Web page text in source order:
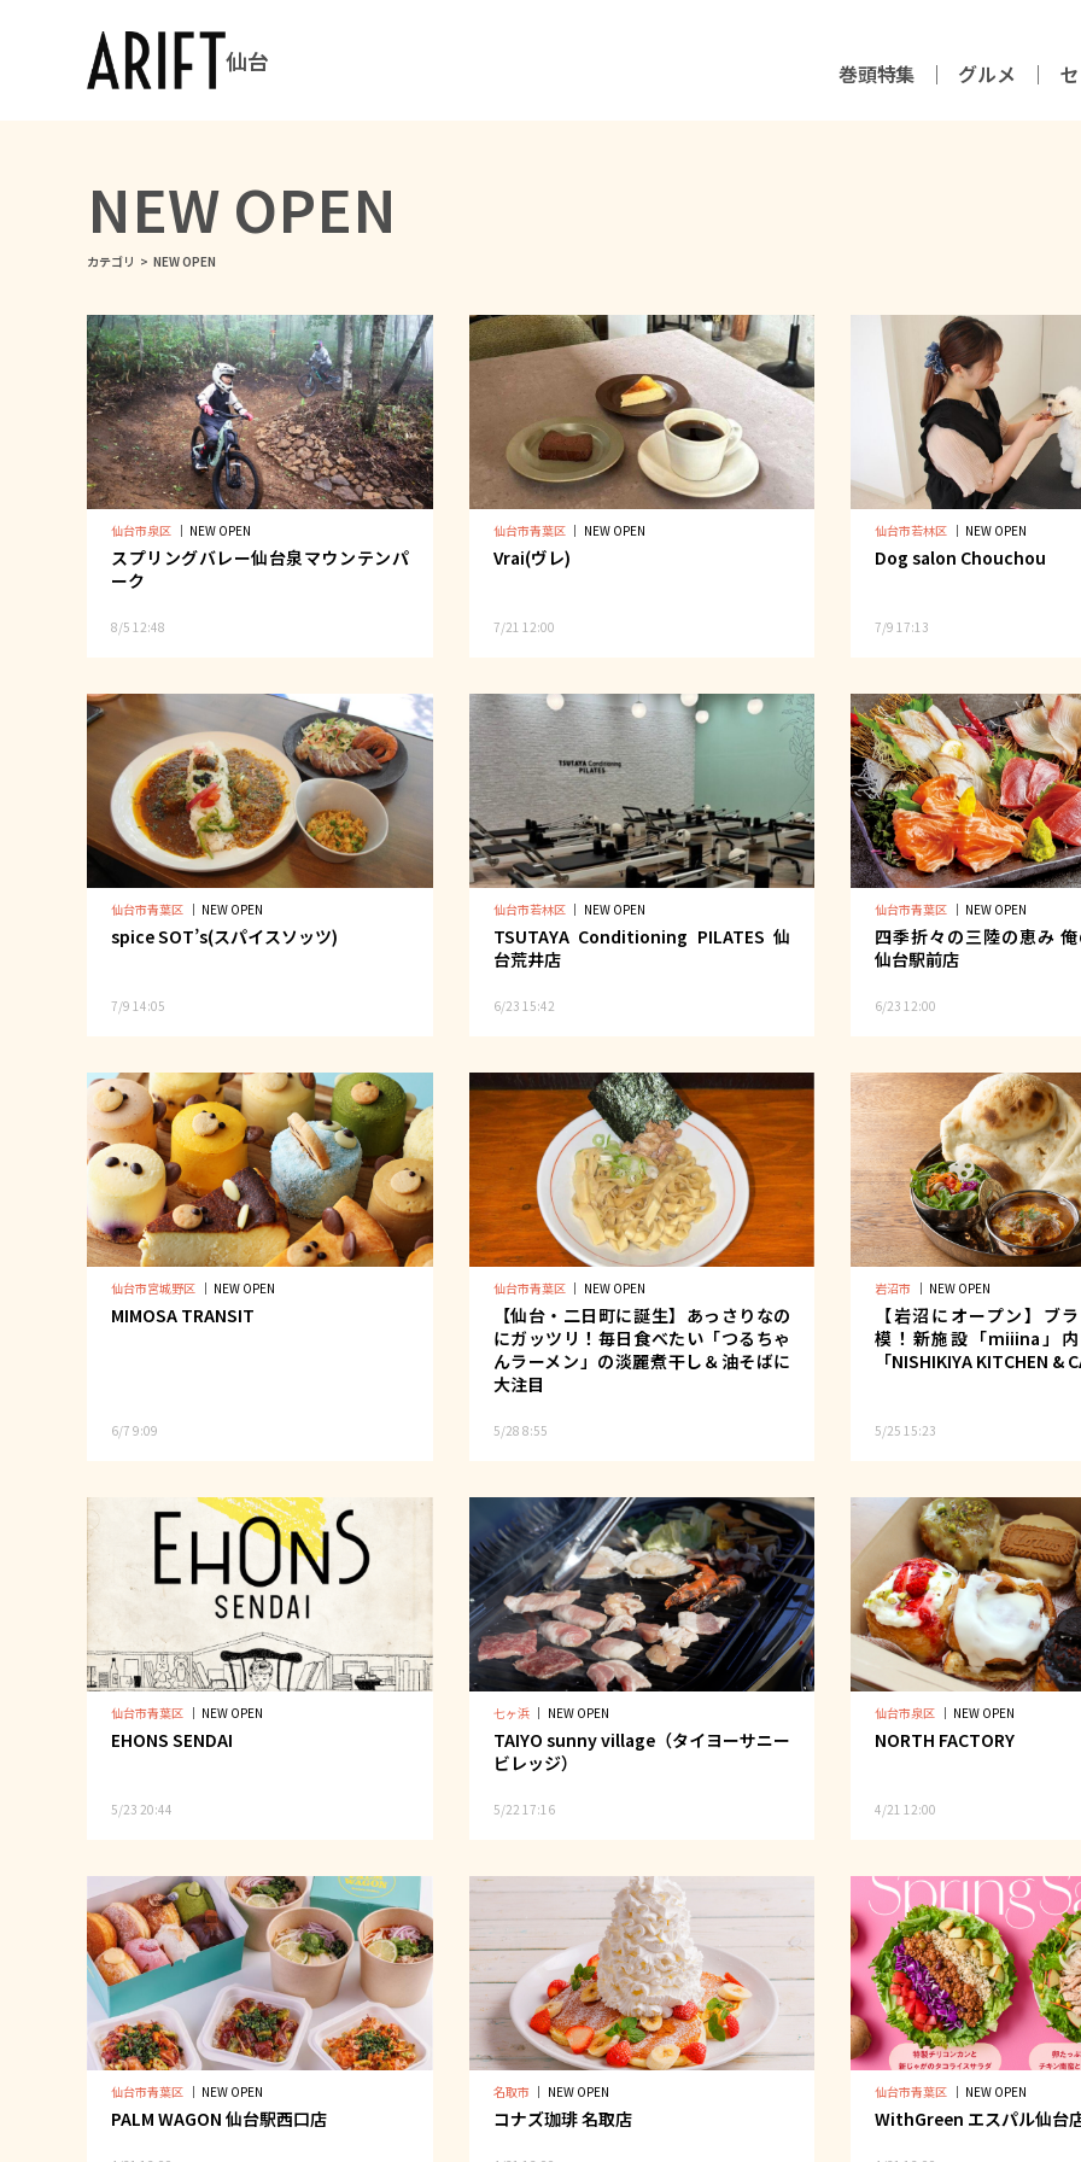
仙台 巻頭特集 グルメ
NEW OPEN
カテゴリ > NEW OPEN
仙台市泉区 ｜ NEW OPEN
スプリングバレー仙台泉マウンテンパ
ーク
8/5 12:48
仙台市青葉区 ｜ NEW OPEN
Vrai(ヴレ)
7/21 12:00
仙台市若林区 ｜ NEW OPEN
Dog salon Chouchou
7/9 17:13
仙台市青葉区 ｜ NEW OPEN
spice SOT’s(スパイスソッツ)
7/9 14:05
仙台市若林区 ｜ NEW OPEN
TSUTAYA Conditioning PILATES 仙
台荒井店
6/23 15:42
仙台市青葉区 ｜ NEW OPEN
四季折々の三陸の恵み
仙台駅前店
6/23 12:00
仙台市宮城野区 ｜ NEW OPEN
MIMOSA TRANSIT
6/7 9:09
仙台市青葉区 ｜ NEW OPEN
【仙台・二日町に誕生】あっさりなの
にガッツリ！毎日食べたい「つるちゃ
んラーメン」の淡麗煮干し＆油そばに
大注目
5/28 8:55
岩沼市 ｜ NEW OPEN
【岩沼にオープン】ブ
模！新施設「miiina」
「NISHIKIYA KITCHEN &
5/25 15:23
仙台市青葉区 ｜ NEW OPEN
EHONS SENDAI
5/23 20:44
七ヶ浜 ｜ NEW OPEN
TAIYO sunny village（タイヨーサニー
ビレッジ）
5/22 17:16
仙台市泉区 ｜ NEW OPEN
NORTH FACTORY
4/21 12:00
仙台市青葉区 ｜ NEW OPEN
PALM WAGON 仙台駅西口店
名取市 ｜ NEW OPEN
コナズ珈琲 名取店
仙台市青葉区 ｜ NEW OPEN
WithGreen エスパル仙台